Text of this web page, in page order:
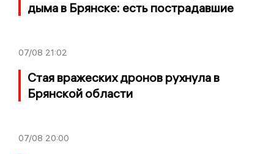
дыма в Брянске: есть пострадавшие
07/08 21:02
Стая вражеских дронов рухнула в
Брянской области
07/08 20:00